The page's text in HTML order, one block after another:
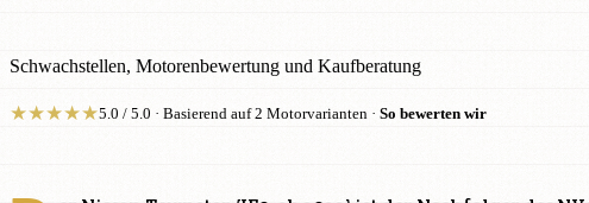
Schwachstellen, Motorenbewertung und Kaufberatung
★★★★★5.0 / 5.0 · Basierend auf 2 Motorvarianten · So bewerten wir